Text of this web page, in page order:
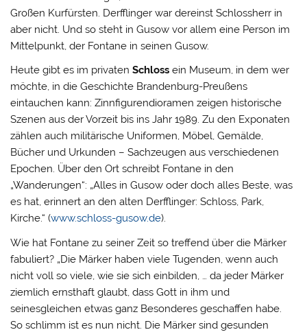
Großen Kurfürsten. Derfflinger war dereinst Schlossherr in
aber nicht. Und so steht in Gusow vor allem eine Person im
Mittelpunkt, der Fontane in seinen Gusow.
Heute gibt es im privatenSchlossein Museum, in dem wer
möchte, in die Geschichte Brandenburg-Preußens
eintauchen kann: Zinnfigurendioramen zeigen historische
Szenen aus der Vorzeit bis ins Jahr 1989. Zu den Exponaten
zählen auch militärische Uniformen, Möbel, Gemälde,
Bücher und Urkunden – Sachzeugen aus verschiedenen
Epochen. Über den Ort schreibt Fontane in den
„Wanderungen“: „Alles in Gusow oder doch alles Beste, was
es hat, erinnert an den alten Derfflinger: Schloss, Park,
Kirche.“ (www.schloss-gusow.de).
Wie hat Fontane zu seiner Zeit so treffend über die Märker
fabuliert? „Die Märker haben viele Tugenden, wenn auch
nicht voll so viele, wie sie sich einbilden, … da jeder Märker
ziemlich ernsthaft glaubt, dass Gott in ihm und
seinesgleichen etwas ganz Besonderes geschaffen habe.
So schlimm ist es nun nicht. Die Märker sind gesunden